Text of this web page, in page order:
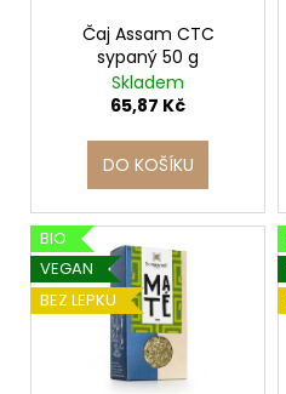
Čaj Assam CTC
sypaný 50 g
Skladem
65,87 Kč
DO KOŠÍKU
BIO
VEGAN
BEZ LEPKU
HLEDAT